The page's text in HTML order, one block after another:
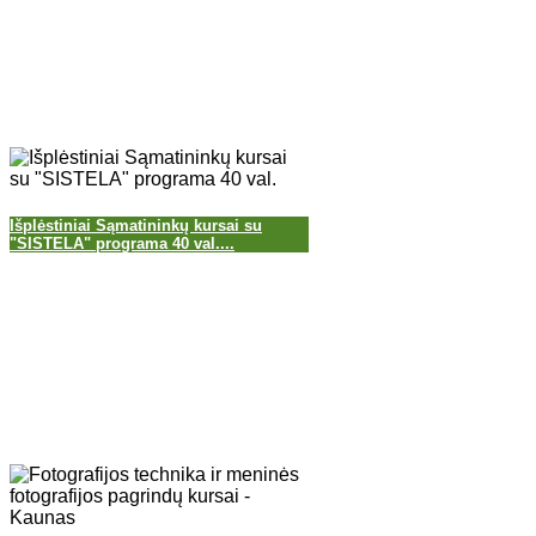
Išplėstiniai Sąmatininkų kursai su
"SISTELA" programa 40 val....